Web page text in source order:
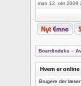
man 12. okt 2009
Boardindeks »
Hvem er online
Brugere der